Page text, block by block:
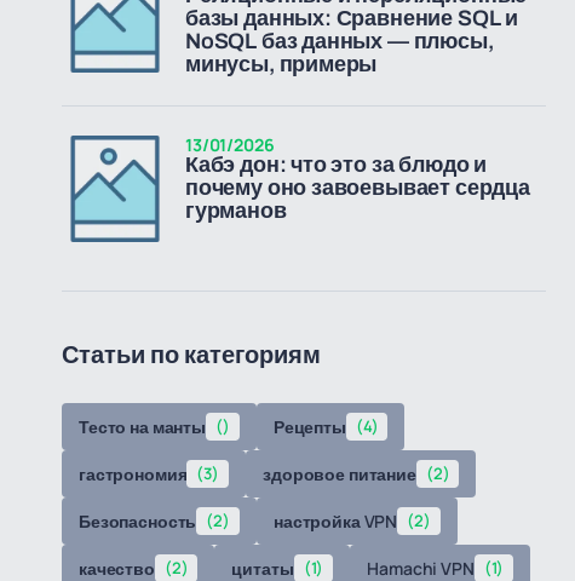
базы данных: Сравнение SQL и
NoSQL баз данных — плюсы,
минусы, примеры
Кабэ дон: что это за блюдо и
почему оно завоевывает сердца
гурманов
13/01/2026
Статьи по категориям
Тесто на манты () Рецепты (4)
гастрономия (3) здоровое питание (2)
Безопасность (2) настройка VPN (2)
качество (2) цитаты (1) Hamachi VPN (1)